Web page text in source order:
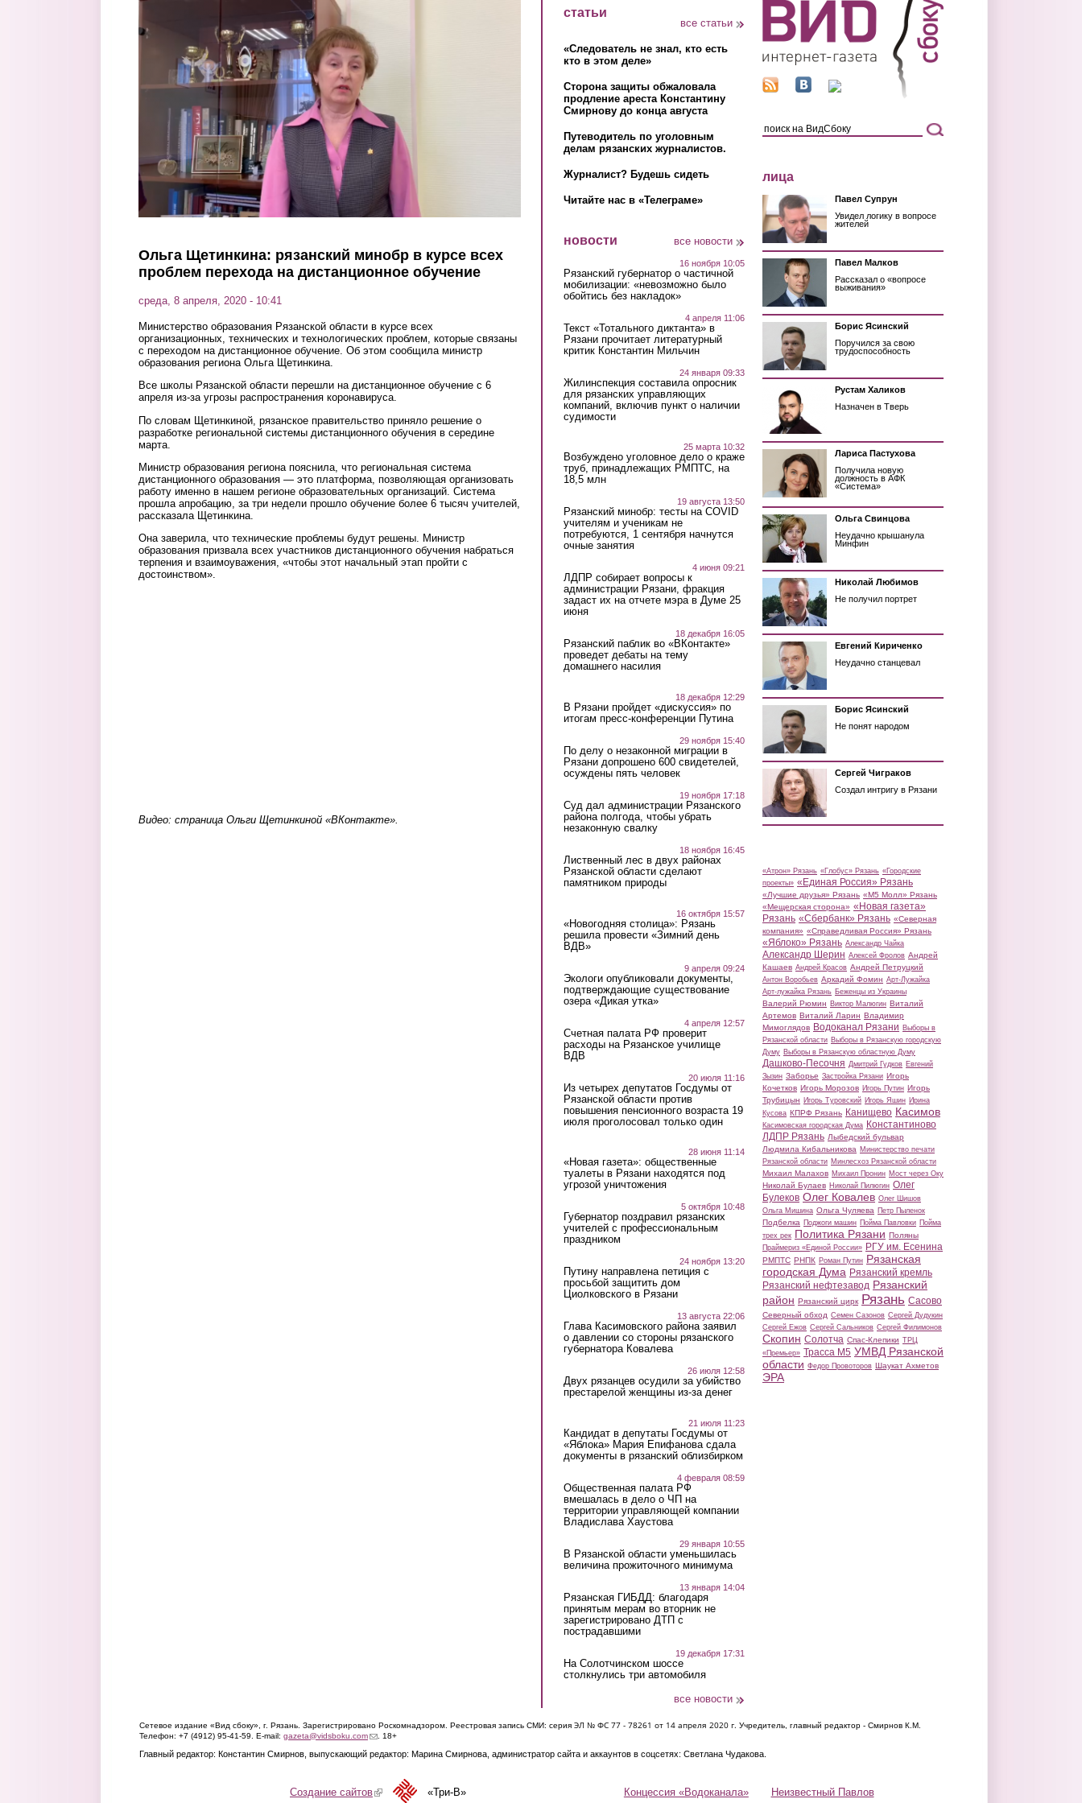
Ольга Щетинкина: рязанский минобр в курсе всех
проблем перехода на дистанционное обучение
среда, 8 апреля, 2020 - 10:41
Министерство образования Рязанской области в курсе всех
организационных, технических и технологических проблем, которые связаны
с переходом на дистанционное обучение. Об этом сообщила министр
образования региона Ольга Щетинкина.
Все школы Рязанской области перешли на дистанционное обучение с 6
апреля из-за угрозы распространения коронавируса.
По словам Щетинкиной, рязанское правительство приняло решение о
разработке региональной системы дистанционного обучения в середине
марта.
Министр образования региона пояснила, что региональная система
дистанционного образования — это платформа, позволяющая организовать
работу именно в нашем регионе образовательных организаций. Система
прошла апробацию, за три недели прошло обучение более 6 тысяч учителей,
рассказала Щетинкина.
Она заверила, что технические проблемы будут решены. Министр
образования призвала всех участников дистанционного обучения набраться
терпения и взаимоуважения, «чтобы этот начальный этап пройти с
достоинством».
Видео: страница Ольги Щетинкиной «ВКонтакте».
статьи
все статьи
«Следователь не знал, кто есть
кто в этом деле»
Сторона защиты обжаловала
продление ареста Константину
Смирнову до конца августа
Путеводитель по уголовным
делам рязанских журналистов.
Журналист? Будешь сидеть
Читайте нас в «Телеграме»
новости все новости
16 ноября 10:05
Рязанский губернатор о частичной
мобилизации: «невозможно было
обойтись без накладок»
4 апреля 11:06
Текст «Тотального диктанта» в
Рязани прочитает литературный
критик Константин Мильчин
24 января 09:33
Жилинспекция составила опросник
для рязанских управляющих
компаний, включив пункт о наличии
судимости
25 марта 10:32
Возбуждено уголовное дело о краже
труб, принадлежащих РМПТС, на
18,5 млн
19 августа 13:50
Рязанский минобр: тесты на COVID
учителям и ученикам не
потребуются, 1 сентября начнутся
очные занятия
4 июня 09:21
ЛДПР собирает вопросы к
администрации Рязани, фракция
задаст их на отчете мэра в Думе 25
июня
18 декабря 16:05
Рязанский паблик во «ВКонтакте»
проведет дебаты на тему
домашнего насилия
18 декабря 12:29
В Рязани пройдет «дискуссия» по
итогам пресс-конференции Путина
29 ноября 15:40
По делу о незаконной миграции в
Рязани допрошено 600 свидетелей,
осуждены пять человек
19 ноября 17:18
Суд дал администрации Рязанского
района полгода, чтобы убрать
незаконную свалку
18 ноября 16:45
Лиственный лес в двух районах
Рязанской области сделают
памятником природы
16 октября 15:57
«Новогодняя столица»: Рязань
решила провести «Зимний день
ВДВ»
9 апреля 09:24
Экологи опубликовали документы,
подтверждающие существование
озера «Дикая утка»
4 апреля 12:57
Счетная палата РФ проверит
расходы на Рязанское училище
ВДВ
20 июля 11:16
Из четырех депутатов Госдумы от
Рязанской области против
повышения пенсионного возраста 19
июля проголосовал только один
28 июня 11:14
«Новая газета»: общественные
туалеты в Рязани находятся под
угрозой уничтожения
5 октября 10:48
Губернатор поздравил рязанских
учителей с профессиональным
праздником
24 ноября 13:20
Путину направлена петиция с
просьбой защитить дом
Циолковского в Рязани
13 августа 22:06
Глава Касимовского района заявил
о давлении со стороны рязанского
губернатора Ковалева
26 июля 12:58
Двух рязанцев осудили за убийство
престарелой женщины из-за денег
21 июля 11:23
Кандидат в депутаты Госдумы от
«Яблока» Мария Епифанова сдала
документы в рязанский облизбирком
4 февраля 08:59
Общественная палата РФ
вмешалась в дело о ЧП на
территории управляющей компании
Владислава Хаустова
29 января 10:55
В Рязанской области уменьшилась
величина прожиточного минимума
13 января 14:04
Рязанская ГИБДД: благодаря
принятым мерам во вторник не
зарегистрировано ДТП с
пострадавшими
19 декабря 17:31
На Солотчинском шоссе
столкнулись три автомобиля
все новости
лица
Павел Супрун
Увидел логику в вопросе
жителей
Павел Малков
Рассказал о «вопросе
выживания»
Борис Ясинский
Поручился за свою
трудоспособность
Рустам Халиков
Назначен в Тверь
Лариса Пастухова
Получила новую
должность в АФК
«Система»
Ольга Свинцова
Неудачно крышанула
Минфин
Николай Любимов
Не получил портрет
Евгений Кириченко
Неудачно станцевал
Борис Ясинский
Не понят народом
Сергей Чиграков
Создал интригу в Рязани
«Атрон» Рязань «Глобус» Рязань «Городские
проекты» «Единая Россия» Рязань
«Лучшие друзья» Рязань «М5 Молл» Рязань
«Мещерская сторона» «Новая газета»
Рязань «Сбербанк» Рязань «Северная
компания» «Справедливая Россия» Рязань
«Яблоко» Рязань Александр Чайка
Александр Шерин Алексей Фролов Андрей
Кашаев Андрей Красов Андрей Петруцкий
Антон Воробьев Аркадий Фомин Арт-Лужайка
Арт-лужайка Рязань Беженцы из Украины
Валерий Рюмин Виктор Малюгин Виталий
Артемов Виталий Ларин Владимир
Мимоглядов Водоканал Рязани Выборы в
Рязанской области Выборы в Рязанскую городскую
Думу Выборы в Рязанскую областную Думу
Дашково-Песочня Дмитрий Гудков Евгений
Зызин Заборье Застройка Рязани Игорь
Кочетков Игорь Морозов Игорь Путин Игорь
Трубицын Игорь Туровский Игорь Яшин Ирина
Кусова КПРФ Рязань Канищево Касимов
Касимовская городская Дума Константиново
ЛДПР Рязань Лыбедский бульвар
Людмила Кибальникова Министерство печати
Рязанской области Минлесхоз Рязанской области
Михаил Малахов Михаил Пронин Мост через Оку
Николай Булаев Николай Пилюгин Олег
Булеков Олег Ковалев Олег Шишов
Ольга Мишина Ольга Чуляева Петр Пыленок
Подбелка Поджоги машин Пойма Павловки Пойма
трех рек Политика Рязани Поляны
Праймериз «Единой России» РГУ им. Есенина
РМПТС РНПК Роман Путин Рязанская
городская Дума Рязанский кремль
Рязанский нефтезавод Рязанский
район Рязанский цирк Рязань Сасово
Северный обход Семен Сазонов Сергей Дудукин
Сергей Ежов Сергей Сальников Сергей Филимонов
Скопин Солотча Спас-Клепики ТРЦ
«Премьер» Трасса М5 УМВД Рязанской
области Федор Провоторов Шаукат Ахметов
ЭРА
Сетевое издание «Вид сбоку», г. Рязань. Зарегистрировано Роскомнадзором. Реестровая запись СМИ: серия ЭЛ № ФС 77 - 78261 от 14 апреля 2020 г. Учредитель, главный редактор - Смирнов К.М.
Телефон: +7 (4912) 95-41-59. E-mail: gazeta@vidsboku.com(link sends e-mail)
. 18+
Главный редактор: Константин Смирнов, выпускающий редактор: Марина Смирнова, администратор сайта и аккаунтов в соцсетях: Светлана Чудакова.
Концессия «Водоканала» Неизвестный Павлов
Создание сайтов(link is external)«Три-В»